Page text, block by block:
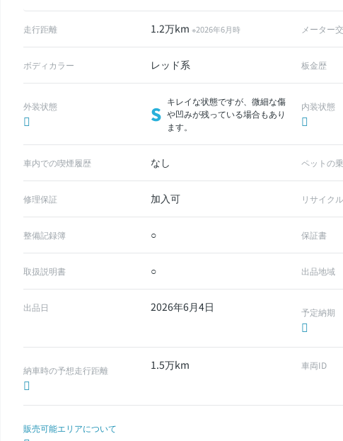
走行距離 1.2万km ※2026年6月時 メーター
ボディカラー レッド系 板金歴
外装状態 S
キレイな状態ですが、微細な傷
や凹みが残っている場合もあり
ます。
内装状態
車内での喫煙履歴 なし ペットの
修理保証 加入可 リサイク
整備記録簿 ○ 保証書
取扱説明書 ○ 出品地域
出品日 2026年6月4日 予定納期
納車時の予想走行距離 1.5万km 車両ID
販売可能エリアについて